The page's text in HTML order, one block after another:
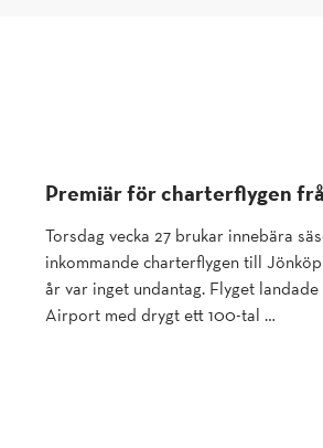
Premiär för charterflygen
Torsdag vecka 27 brukar innebära
inkommande charterflygen till
år var inget undantag. Flyget
Airport med drygt ett 100-tal …